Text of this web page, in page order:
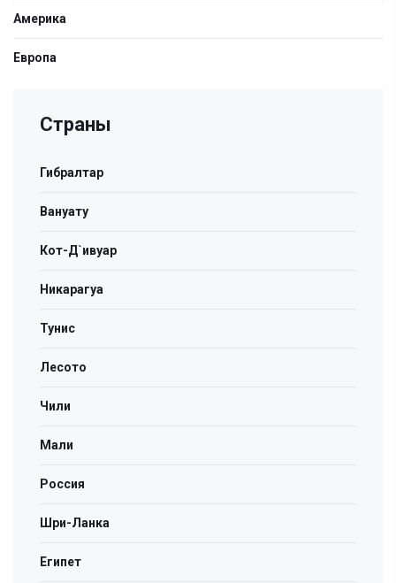
Америка
Европа
Страны
Гибралтар
Вануату
Кот-Д`ивуар
Никарагуа
Тунис
Лесото
Чили
Мали
Россия
Шри-Ланка
Египет